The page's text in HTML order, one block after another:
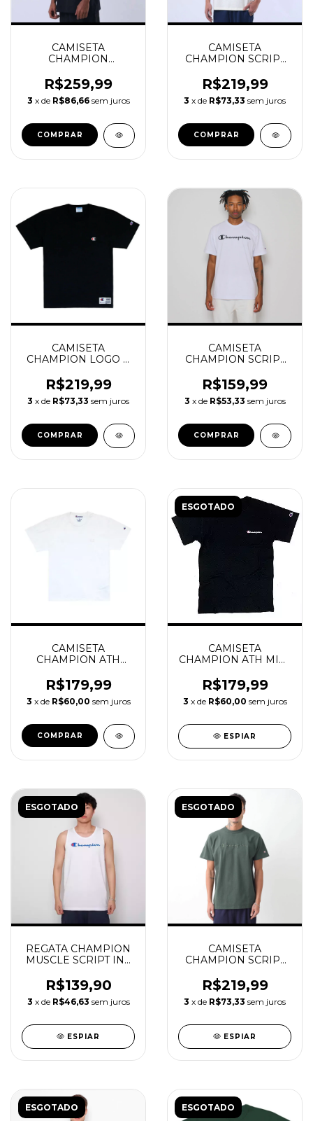
CAMISETA
CHAMPION
SURTON BLACK
R$259,99
3 x de R$86,66 sem juros
COMPRAR
CAMISETA
CHAMPION SCRIPT
R$219,99
3 x de R$73,33 sem juros
COMPRAR
CAMISETA
CHAMPION LOGO C
R$219,99
3 x de R$73,33 sem juros
COMPRAR
CAMISETA
CHAMPION SCRIPT
R$159,99
3 x de R$53,33 sem juros
COMPRAR
CAMISETA
CHAMPION ATH
TST OFF WHITE
R$179,99
3 x de R$60,00 sem juros
COMPRAR
ESGOTADO
CAMISETA
CHAMPION ATH MINI
R$179,99
3 x de R$60,00 sem juros
ESPIAR
ESGOTADO
REGATA CHAMPION
MUSCLE SCRIPT INK
R$139,90
3 x de R$46,63 sem juros
ESPIAR
ESGOTADO
CAMISETA
CHAMPION SCRIPT
R$219,99
3 x de R$73,33 sem juros
ESPIAR
ESGOTADO ESGOTADO